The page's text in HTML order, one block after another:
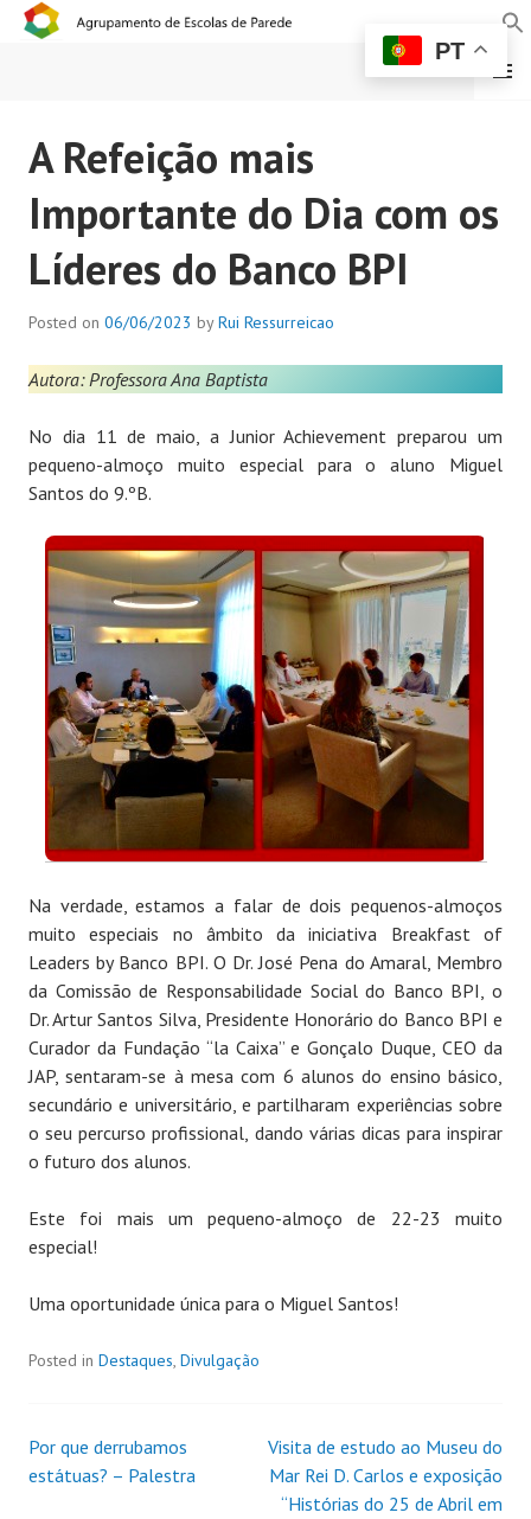
AGRUPAMENTO DE
ESCOLAS DE PAREDE
MENU
A Refeição mais
Importante do Dia com os
Líderes do Banco BPI
Posted on 06/06/2023 byRui Ressurreicao
Autora: Professora Ana Baptista
No dia 11 de maio, a Junior Achievement preparou um
pequeno-almoço muito especial para o aluno Miguel
Santos do 9.ºB.
Na verdade, estamos a falar de dois pequenos-almoços
muito especiais no âmbito da iniciativa Breakfast of
Leaders by Banco BPI. O Dr. José Pena do Amaral, Membro
da Comissão de Responsabilidade Social do Banco BPI, o
Dr. Artur Santos Silva, Presidente Honorário do Banco BPI e
Curador da Fundação “la Caixa” e Gonçalo Duque, CEO da
JAP, sentaram-se à mesa com 6 alunos do ensino básico,
secundário e universitário, e partilharam experiências sobre
o seu percurso profissional, dando várias dicas para inspirar
o futuro dos alunos.
Este foi mais um pequeno-almoço de 22-23 muito
especial!
Uma oportunidade única para o Miguel Santos!
Posted in Destaques, Divulgação
Por que derrubamos
estátuas? – Palestra
Visita de estudo ao Museu do
Mar Rei D. Carlos e exposição
“Histórias do 25 de Abril em
PT